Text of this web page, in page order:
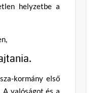
helyzetbe a
kormány első
A valóságot és a